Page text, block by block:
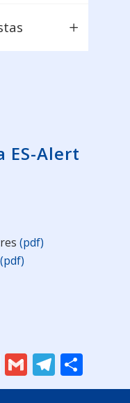
ES-Alert
(pdf)
(pdf)
WhatsApp
Gmail